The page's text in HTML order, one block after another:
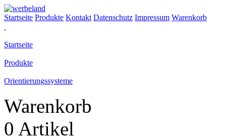
Startseite Produkte Kontakt Datenschutz Impressum Warenkorb
Startseite
Produkte
Orientierungssysteme
Warenkorb
0 Artikel